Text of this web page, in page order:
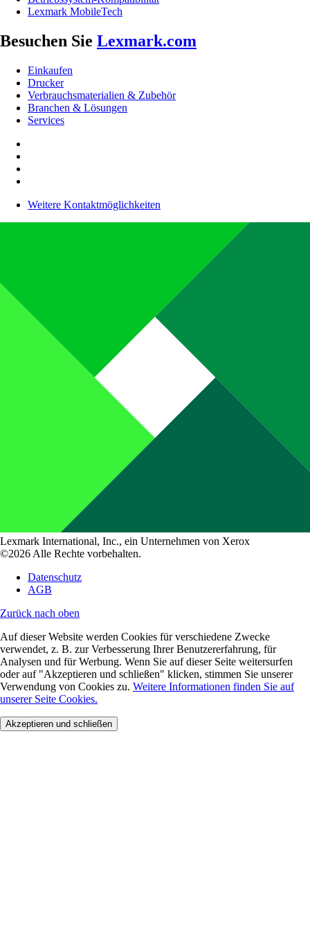
Lexmark MobileTech
Besuchen Sie Lexmark.com
Einkaufen
Drucker
Verbrauchsmaterialien & Zubehör
Branchen & Lösungen
Services
Weitere Kontaktmöglichkeiten
Lexmark International, Inc., ein Unternehmen von Xerox
©2026 Alle Rechte vorbehalten.
Datenschutz
AGB
Zurück nach oben
Auf dieser Website werden Cookies für verschiedene Zwecke
verwendet, z. B. zur Verbesserung Ihrer Benutzererfahrung, für
Analysen und für Werbung. Wenn Sie auf dieser Seite weitersurfen
oder auf "Akzeptieren und schließen" klicken, stimmen Sie unserer
Verwendung von Cookies zu. Weitere Informationen finden Sie auf
unserer Seite Cookies.
Akzeptieren und schließen